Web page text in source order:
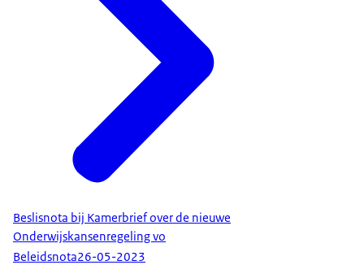
Beslisnota bij Kamerbrief over de nieuwe
Onderwijskansenregeling vo
Beleidsnota26-05-2023